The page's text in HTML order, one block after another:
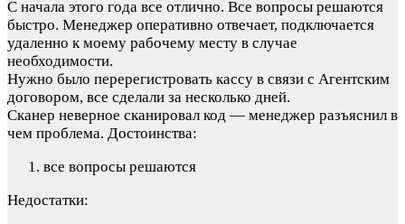
С начала этого года все отлично. Все вопросы решаются
быстро. Менеджер оперативно отвечает, подключается
удаленно к моему рабочему месту в случае
необходимости.
Нужно было перерегистровать кассу в связи с Агентским
договором, все сделали за несколько дней.
Сканер неверное сканировал код — менеджер разъяснил в
чем проблема. Достоинства:
все вопросы решаются
Недостатки: